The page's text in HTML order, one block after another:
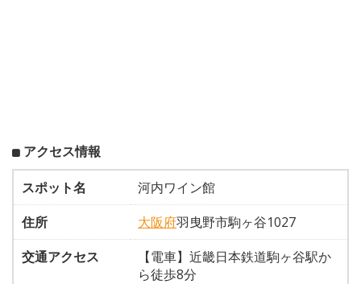
アクセス情報
スポット名
河内ワイン館
住所
大阪府羽曳野市駒ヶ谷1027
交通アクセス
【電車】近畿日本鉄道駒ヶ谷駅か
ら徒歩8分